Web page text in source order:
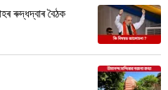
ৰুদ্ধদ্বাৰ বৈঠক